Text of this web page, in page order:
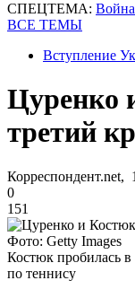
СПЕЦТЕМА:
ВСЕ ТЕМЫ
Вступление
Цуренко
третий
Корреспондент.net,
0
151
Фото: Getty Images
Костюк пробилась
по теннису